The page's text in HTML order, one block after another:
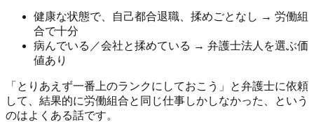
健康な状態で、自己都合退職、揉めごとなし → 労働組
合で十分
病んでいる／会社と揉めている → 弁護士法人を選ぶ価
値あり
「とりあえず一番上のランクにしておこう」と弁護士に依頼
して、結果的に労働組合と同じ仕事しかしなかった、という
のはよくある話です。